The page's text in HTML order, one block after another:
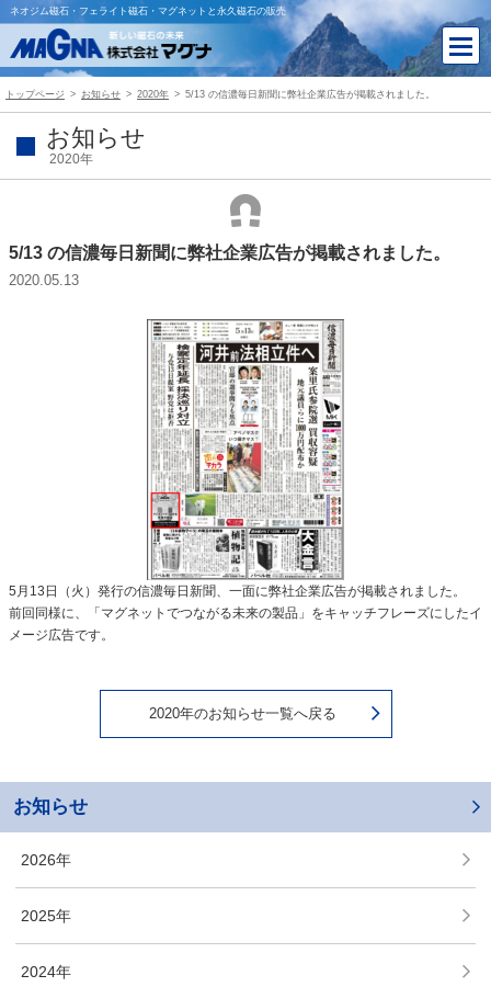
ネオジム磁石・フェライト磁石・マグネットと永久磁石の販売
トップページ お知らせ 2020年 5/13 の信濃毎日新聞に弊社企業広告が掲載されました。
お知らせ
2020年
5/13 の信濃毎日新聞に弊社企業広告が掲載されました。
2020.05.13
5月13日（火）発行の信濃毎日新聞、一面に弊社企業広告が掲載されました。
前回同様に、「マグネットでつながる未来の製品」をキャッチフレーズにしたイ
メージ広告です。
2020年のお知らせ一覧へ戻る
お知らせ
2026年
2025年
2024年